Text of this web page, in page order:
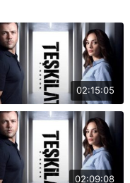
02:15:05
02:09:08